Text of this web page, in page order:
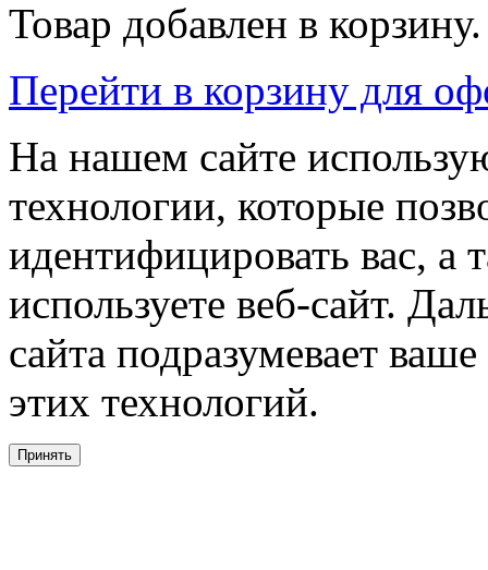
Товар добавлен в корзину.
Перейти в корзину для
На нашем сайте
технологии, которые
идентифицировать вас, а
используете веб-сайт.
сайта подразумевает
этих технологий.
Принять